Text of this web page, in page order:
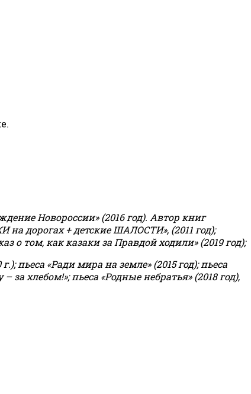
Новороссии» (2016 год). Автор книг
на дорогах + детские ШАЛОСТИ», (2011 год);
о том, как казаки за Правдой ходили» (2019 год);
пьеса «Ради мира на земле» (2015 год); пьеса
– за хлебом!»;пьеса «Родные небратья» (2018 год),